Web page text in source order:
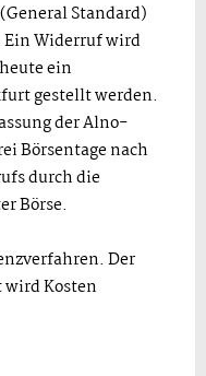
Standard)
Ein Widerruf wird
ein
gestellt werden.
der Alno-
Börsentage nach
durch die
Börse.
Der
Kosten